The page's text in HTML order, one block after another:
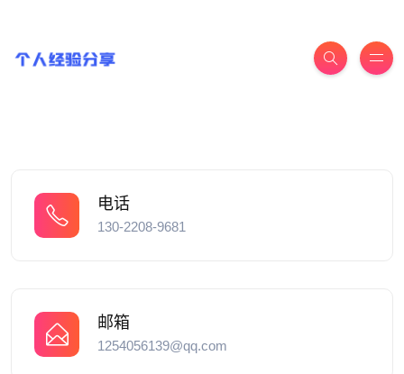
电话
130-2208-9681
邮箱
1254056139@qq.com